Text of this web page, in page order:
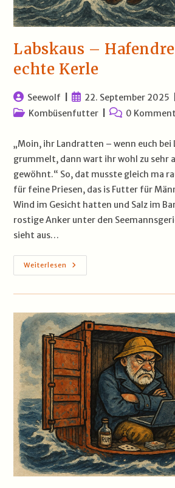
Labskaus –
echte Kerle
Beitrags-
Autor:
Seewolf
Beitrag
veröffentlicht:
22. September 2025
Beitrags-
Kombüsenfutter
Beitrags-
0
„Moin, ihr Landratten – wenn euch bei
grummelt, dann wart ihr wohl zu sehr
gewöhnt.“ So, dat musste gleich ma
für feine Priesen, das is Futter für
Wind im Gesicht hatten und Salz im
rostige Anker unter den
sieht aus…
Weiterlesen Labskaus
–
Für